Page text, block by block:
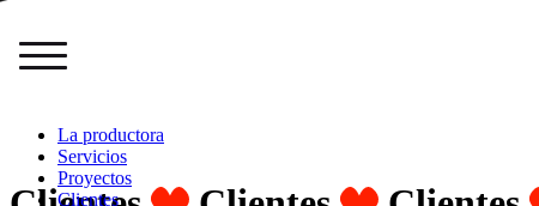
La productora
Servicios
Proyectos
Clientes